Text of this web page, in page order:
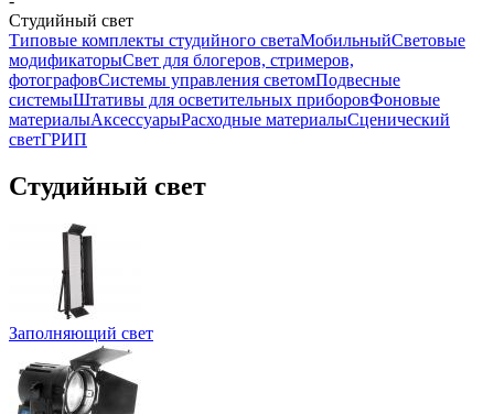
Студийный свет
Типовые комплекты студийного светаМобильныйСветовые
модификаторыСвет для блогеров, стримеров,
фотографовСистемы управления светомПодвесные
системыШтативы для осветительных приборовФоновые
материалыАксессуарыРасходные материалыСценический
светГРИП
Студийный свет
Заполняющий свет